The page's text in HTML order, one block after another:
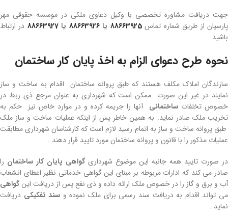
جهت دریافت مشاوره تخصصی با وکیل دعاوی ملکی در موسسه حقوقی مهر
پارسیان از طریق شماره تماس88663925 یا88663926 یا88663927 در ارتباط
باشید.
نحوه طرح دعوای الزام به اخذ پایان کار ساختمان
سازندگان املاک مکلف هستند که طبق پروانه ساختمان اقدام به ساخت و ساز
نمایند در غیر این صورت ممکن است که شهرداری به عنوان مرجع ذی ربط در
خصوص تخلفات ساختمانی آنها را جریمه کرده و در موارد خاص نیز حکم به
تخریب ملک صادر نماید. به همین خاطر پس از اینکه عملیات ساخت و ساز ملک
طبق پروانه ساخت و ساز به اتمام رسید لازم است که کارشناسان شهرداری مطابقت
عملیات مذکور را با قانون و پروانه ساختمان مورد تایید قرار دهند .
در صورت تایید همه جانبه این موضوع شهرداری گواهی پایان کار ساختمان را
صادر می کند که ادارات مربوطه بر مبنای این گواهی خدماتی نظیر اعطای انشعاب
آب و برق و گاز را در خصوص ملک ارائه داده و ذی نفع پس از دریافت اینگواهی
می تواند اقدام به دریافت سند رسمی برای ملک نموده و سند تفکیکی دریافت
نماید .